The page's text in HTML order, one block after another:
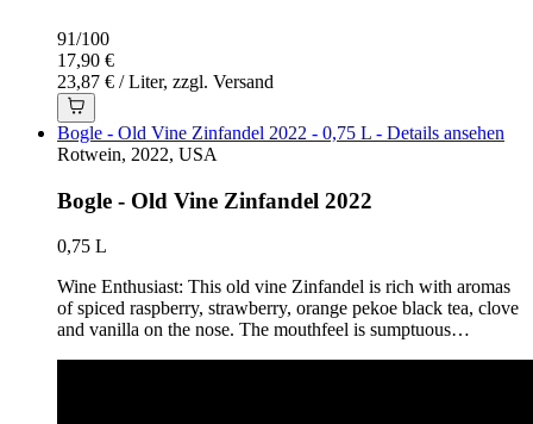
91/100
17,90 €
23,87 € / Liter, zzgl. Versand
Bogle - Old Vine Zinfandel 2022 - 0,75 L - Details ansehen
Rotwein, 2022, USA
Bogle - Old Vine Zinfandel 2022
0,75 L
Wine Enthusiast: This old vine Zinfandel is rich with aromas
of spiced raspberry, strawberry, orange pekoe black tea, clove
and vanilla on the nose. The mouthfeel is sumptuous…